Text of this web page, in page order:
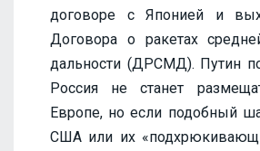
договоре с Японией и
Договора о ракетах
дальности (ДРСМД). Путин
Россия не станет
Европе, но если подобный
США или их